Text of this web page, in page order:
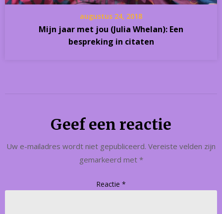
augustus 24, 2018
Mijn jaar met jou (Julia Whelan): Een
bespreking in citaten
Geef een reactie
Uw e-mailadres wordt niet gepubliceerd. Vereiste velden zijn
gemarkeerd met *
Reactie *